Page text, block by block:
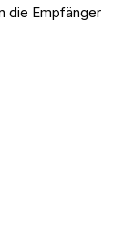
die Empfänger